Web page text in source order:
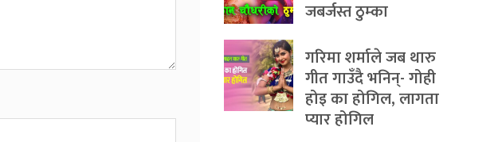
जबर्जस्त ठुम्का
गरिमा शर्माले जब थारु
गीत गाउँदै भनिन्- गोही
होइ का होगिल, लागता
प्यार होगिल